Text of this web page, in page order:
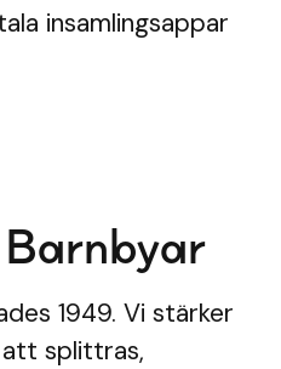
insamlingsappar
Barnbyar
1949. Vi stärker
splittras,